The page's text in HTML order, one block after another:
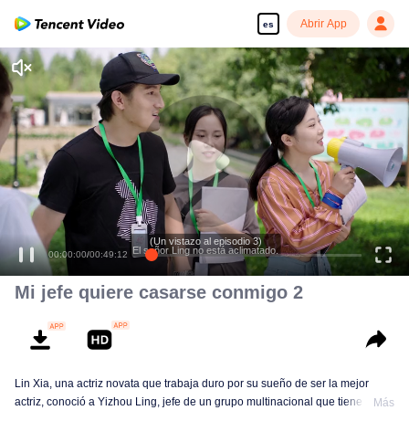
es Abrir App
00:00:00/00:49:12
(Un vistazo al episodio 3)
El señor Ling no está aclimatado.
Mi jefe quiere casarse conmigo 2
Lin Xia, una actriz novata que trabaja duro por su sueño de ser la mejor
actriz, conoció a Yizhou Ling, jefe de un grupo multinacional que tiene el Más